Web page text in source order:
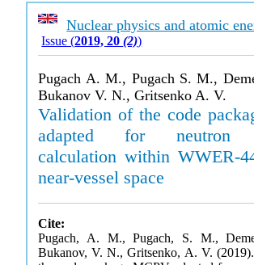
Nuclear physics and atomic
Issue (2019, 20(2))
Pugach A. M., Pugach S. M.,
Bukanov V. N., Gritsenko A. V.
Validation of the code
adapted for neutron
calculation within WWER-
near-vessel space
Cite:
Pugach, A. M., Pugach, S. M.,
Bukanov, V. N., Gritsenko, A. V.